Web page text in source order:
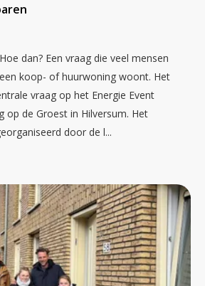
dan? Een vraag die veel mensen
koop- of huurwoning woont. Het
vraag op het Energie Event
op de Groest in Hilversum. Het
door de l...